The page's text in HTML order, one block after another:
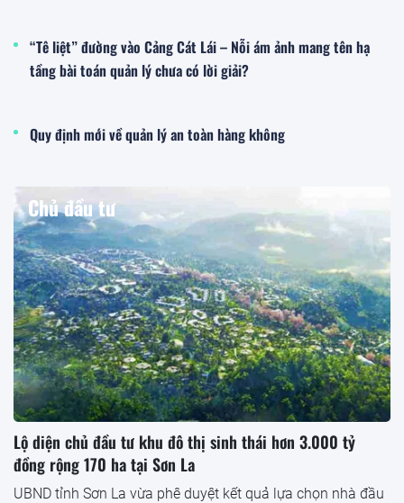
“Tê liệt” đường vào Cảng Cát Lái – Nỗi ám ảnh mang tên hạ
tầng bài toán quản lý chưa có lời giải?
Quy định mới về quản lý an toàn hàng không
Chủ đầu tư
Lộ diện chủ đầu tư khu đô thị sinh thái hơn 3.000 tỷ
đồng rộng 170 ha tại Sơn La
UBND tỉnh Sơn La vừa phê duyệt kết quả lựa chọn nhà đầu